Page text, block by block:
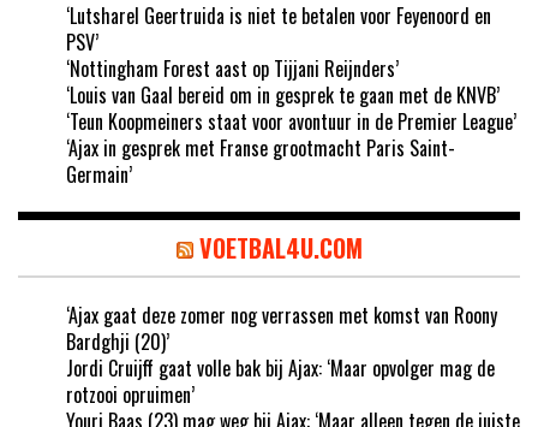
‘Lutsharel Geertruida is niet te betalen voor Feyenoord en
PSV’
‘Nottingham Forest aast op Tijjani Reijnders’
‘Louis van Gaal bereid om in gesprek te gaan met de KNVB’
‘Teun Koopmeiners staat voor avontuur in de Premier League’
‘Ajax in gesprek met Franse grootmacht Paris Saint-
Germain’
VOETBAL4U.COM
‘Ajax gaat deze zomer nog verrassen met komst van Roony
Bardghji (20)’
Jordi Cruijff gaat volle bak bij Ajax: ‘Maar opvolger mag de
rotzooi opruimen’
Youri Baas (23) mag weg bij Ajax: ‘Maar alleen tegen de juiste